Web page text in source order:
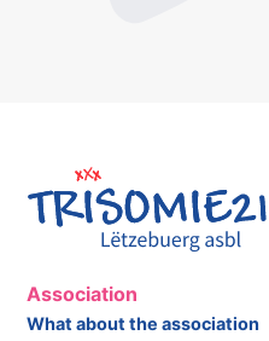
Association
What about the association